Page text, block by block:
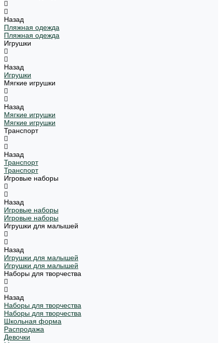
Назад
Пляжная одежда
Пляжная одежда
Игрушки
Назад
Игрушки
Мягкие игрушки
Назад
Мягкие игрушки
Мягкие игрушки
Транспорт
Назад
Транспорт
Транспорт
Игровые наборы
Назад
Игровые наборы
Игровые наборы
Игрушки для малышей
Назад
Игрушки для малышей
Игрушки для малышей
Наборы для творчества
Назад
Наборы для творчества
Наборы для творчества
Школьная форма
Распродажа
Девочки